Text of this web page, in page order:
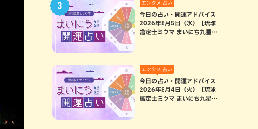
エンタメ,占い
今日の占い・開運アドバイス
2026年8月5日（水）【琉球
鑑定士ミウマ まいにち九星気
エンタメ,占い
今日の占い・開運アドバイス
2026年8月4日（火）【琉球
鑑定士ミウマ まいにち九星気